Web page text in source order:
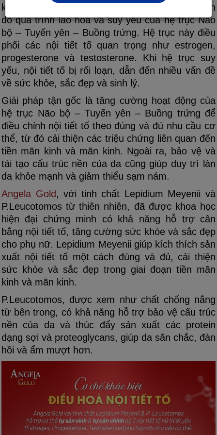
kinh và mãn kinh, nội tiết tố nữ thường bị rối loạn
do quá trình lão hóa và suy yếu của hệ trục Não
bộ – Tuyến yên – Buồng trứng. Hệ trục này điều
phối các nội tiết tố quan trọng như estrogen,
progesterone và testosterone. Khi hệ trục suy
yếu, nội tiết tố bị rối loạn, dẫn đến nhiều vấn đề
về sức khỏe, sắc đẹp và sinh lý.
Giải pháp tận gốc là tăng cường hoạt động của
hệ trục Não bộ – Tuyến yên – Buồng trứng để
điều chỉnh nội tiết tố theo đúng và đủ nhu cầu cơ
thể, từ đó cải thiện các triệu chứng liên quan đến
tiền mãn kinh và mãn kinh. Ngoài ra, bảo vệ và
tái tạo cấu trúc nền của da cũng giúp duy trì làn
da khỏe mạnh và giảm thiểu sạm nám.
Angela Gold, với tinh chất Lepidium Meyenii và
P.Leucotomos từ thiên nhiên, đã được khoa học
hiện đại chứng minh có khả năng hỗ trợ cân
bằng nội tiết tố, tăng cường sức khỏe và sắc đẹp
cho phụ nữ. Lepidium Meyenii giúp kích thích sản
xuất nội tiết tố một cách đúng và đủ, cải thiện
sức khỏe và sắc đẹp trong giai đoạn tiền mãn
kinh và mãn kinh.
P.Leucotomos, được xem như chất chống nắng
từ bên trong, có khả năng hỗ trợ bảo vệ cấu trúc
nền của da và thúc đẩy sản xuất các protein
dạng sợi và proteoglycans, giúp da săn chắc, đàn
hồi và ẩm mượt hơn.